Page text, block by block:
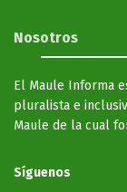
Nosotros
El Maule Informa
pluralista e
Maule de la cual
Síguenos